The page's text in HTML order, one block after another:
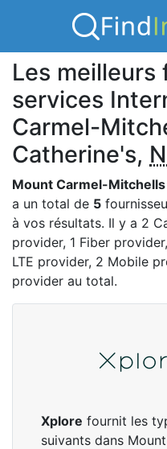
Les meilleurs
services
Carmel-
Catherine's,
Mount Carmel-
a un total de 5
à vos résultats. Il y a 2
provider, 1 Fiber
LTE provider, 2 Mobile
provider au total.
Xplore fournit les
suivants dans